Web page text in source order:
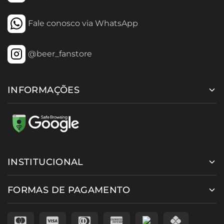
Fale conosco via WhatsApp
@beer_fanstore
INFORMAÇÕES
INSTITUCIONAL
FORMAS DE PAGAMENTO